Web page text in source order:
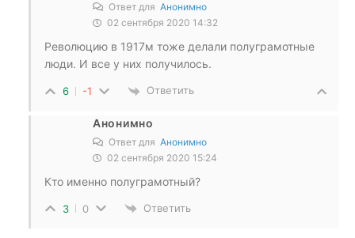
Ответ для Анонимно
02 сентября 2020 14:32
Революцию в 1917м тоже делали полуграмотные
люди. И все у них получилось.
6 -1 Ответить
Анонимно
Ответ для Анонимно
02 сентября 2020 15:24
Кто именно полуграмотный?
3 0 Ответить